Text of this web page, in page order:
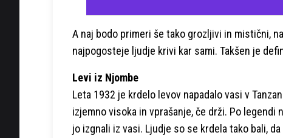
A naj bodo primeri še tako grozljivi in mistični,
najpogosteje ljudje krivi kar sami. Takšen je
Levi iz Njombe
Leta 1932 je krdelo levov napadalo vasi v
izjemno visoka in vprašanje, če drži. Po legendi
jo izgnali iz vasi. Ljudje so se krdela tako bali,